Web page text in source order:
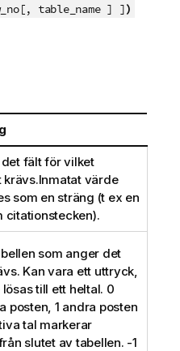
table_name ] ])
fält för vilket
värde
som en sträng (t ex en
citationstecken).
som anger det
Kan vara ett uttryck,
till ett heltal. 0
posten, 1 andra posten
tal markerar
slutet av tabellen. -1